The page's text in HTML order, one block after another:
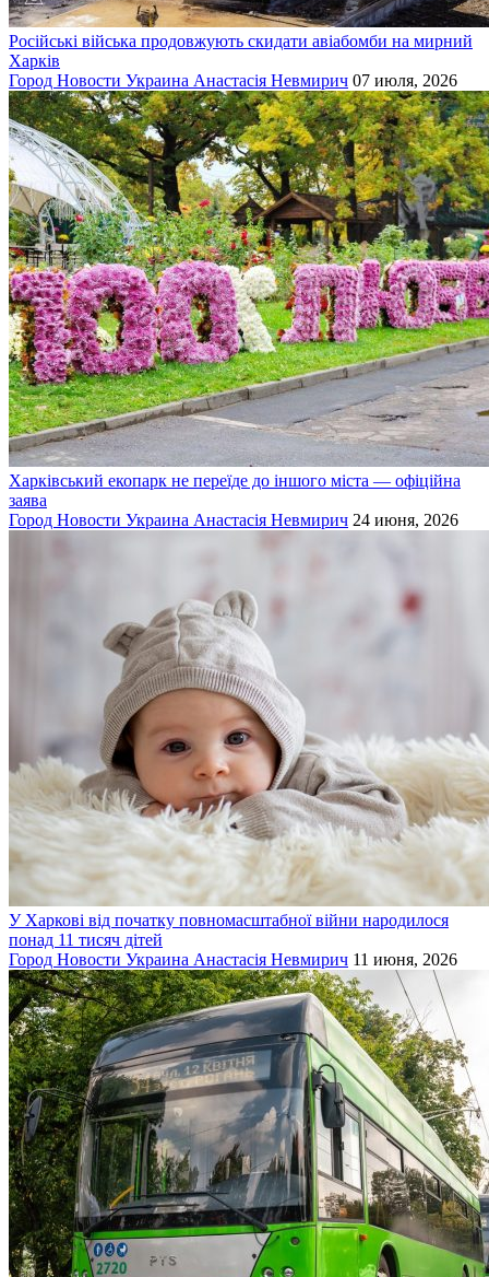
Російські війська продовжують скидати авіабомби на мирний
Харків
Город Новости Украина Анастасія Невмирич 07 июля, 2026
Харківський екопарк не переїде до іншого міста — офіційна
заява
Город Новости Украина Анастасія Невмирич 24 июня, 2026
У Харкові від початку повномасштабної війни народилося
понад 11 тисяч дітей
Город Новости Украина Анастасія Невмирич 11 июня, 2026